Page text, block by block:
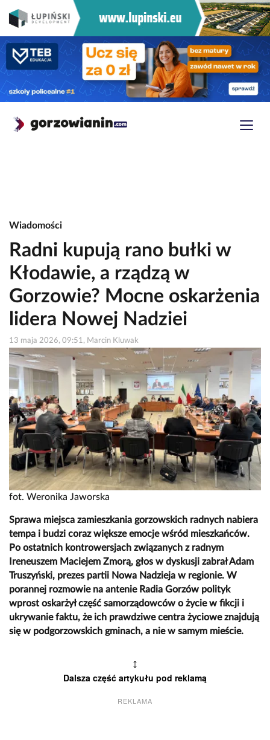
Wiadomości
Radni kupują rano bułki w
Kłodawie, a rządzą w
Gorzowie? Mocne oskarżenia
lidera Nowej Nadziei
13 maja 2026, 09:51, Marcin Kluwak
fot. Weronika Jaworska
Sprawa miejsca zamieszkania gorzowskich radnych nabiera
tempa i budzi coraz większe emocje wśród mieszkańców.
Po ostatnich kontrowersjach związanych z radnym
Ireneuszem Maciejem Zmorą, głos w dyskusji zabrał Adam
Truszyński, prezes partii Nowa Nadzieja w regionie. W
porannej rozmowie na antenie Radia Gorzów polityk
wprost oskarżył część samorządowców o życie w fikcji i
ukrywanie faktu, że ich prawdziwe centra życiowe znajdują
się w podgorzowskich gminach, a nie w samym mieście.
↕
Dalsza część artykułu pod reklamą
REKLAMA